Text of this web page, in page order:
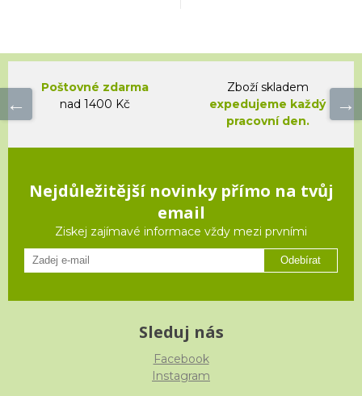
Poštovné zdarma
nad 1400 Kč
Zboží skladem
expedujeme každý
pracovní den.
Nejdůležitější novinky přímo na tvůj
email
Ziskej zajímavé informace vždy mezi prvními
Odebírat
Sleduj nás
Facebook
Instagram